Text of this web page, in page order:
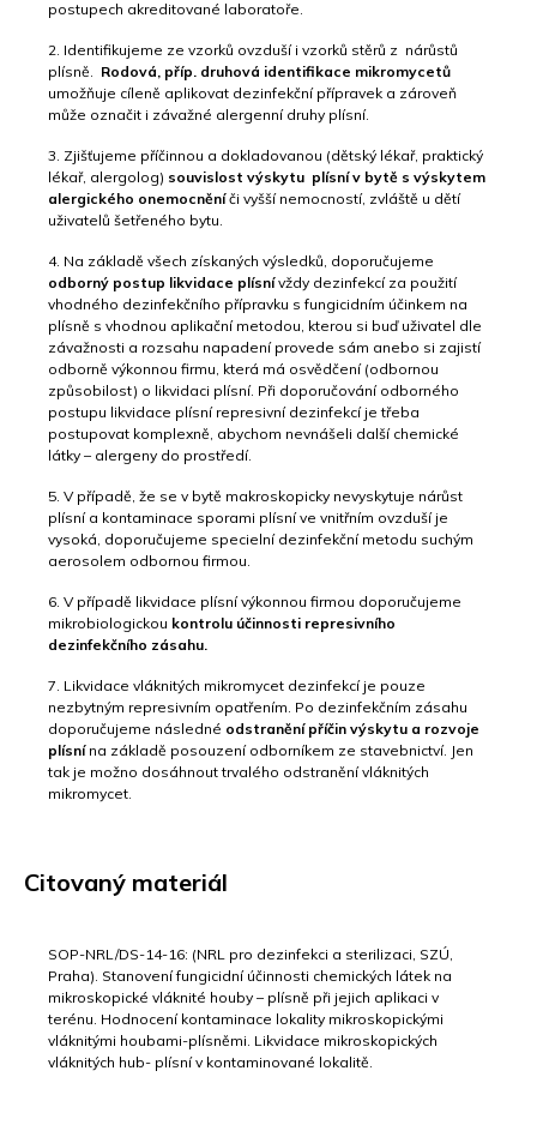
postupech akreditované laboratoře.
2. Identifikujeme ze vzorků ovzduší i vzorků stěrů z nárůstů
plísně. Rodová, příp. druhová identifikace mikromycetů
umožňuje cíleně aplikovat dezinfekční přípravek a zároveň
může označit i závažné alergenní druhy plísní.
3. Zjišťujeme příčinnou a dokladovanou (dětský lékař, praktický
lékař, alergolog) souvislost výskytu plísní v bytě s výskytem
alergického onemocněníči vyšší nemocností, zvláště u dětí
uživatelů šetřeného bytu.
4. Na základě všech získaných výsledků, doporučujeme
odborný postup likvidace plísnívždy dezinfekcí za použití
vhodného dezinfekčního přípravku s fungicidním účinkem na
plísně s vhodnou aplikační metodou, kterou si buď uživatel dle
závažnosti a rozsahu napadení provede sám anebo si zajistí
odborně výkonnou firmu, která má osvědčení (odbornou
způsobilost) o likvidaci plísní. Při doporučování odborného
postupu likvidace plísní represivní dezinfekcí je třeba
postupovat komplexně, abychom nevnášeli další chemické
látky – alergeny do prostředí.
5. V případě, že se v bytě makroskopicky nevyskytuje nárůst
plísní a kontaminace sporami plísní ve vnitřním ovzduší je
vysoká, doporučujeme specielní dezinfekční metodu suchým
aerosolem odbornou firmou.
6. V případě likvidace plísní výkonnou firmou doporučujeme
mikrobiologickou kontrolu účinnosti represivního
dezinfekčního zásahu.
7. Likvidace vláknitých mikromycet dezinfekcí je pouze
nezbytným represivním opatřením. Po dezinfekčním zásahu
doporučujeme následné odstranění příčin výskytu a rozvoje
plísní na základě posouzení odborníkem ze stavebnictví. Jen
tak je možno dosáhnout trvalého odstranění vláknitých
mikromycet.
Citovaný materiál
­SOP-NRL/DS-14-16: (NRL pro dezinfekci a sterilizaci, SZÚ,
Praha). Stanovení fungicidní účinnosti chemických látek na
mikroskopické vláknité houby – plísně při jejich aplikaci v
terénu. Hodnocení kontaminace lokality mikroskopickými
vláknitými houbami-plísněmi. Likvidace mikroskopických
vláknitých hub- plísní v kontaminované lokalitě.